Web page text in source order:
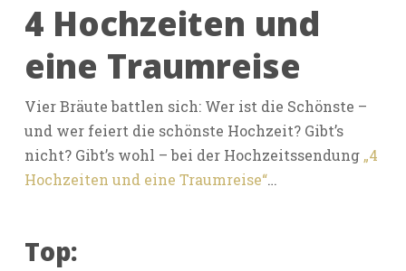
4 Hochzeiten und
eine Traumreise
Vier Bräute battlen sich: Wer ist die Schönste –
und wer feiert die schönste Hochzeit? Gibt’s
nicht? Gibt’s wohl – bei der Hochzeitssendung „4
Hochzeiten und eine Traumreise“…
Top: